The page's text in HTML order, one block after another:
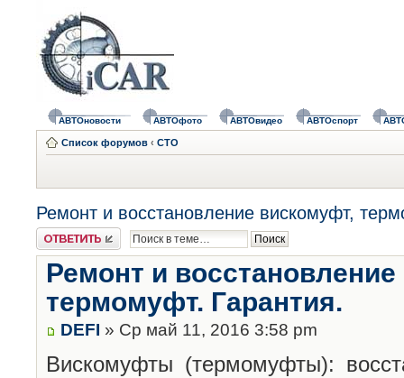
АВТОновости АВТОфото АВТОвидео АВТОспорт
Список форумов ‹ СТО
Ремонт и восстановление вискомуфт,
Ответить
Ремонт и
термомуфт. Гарантия.
DEFI » Ср май 11, 2016 3:58 pm
Вискомуфты (термомуфты):